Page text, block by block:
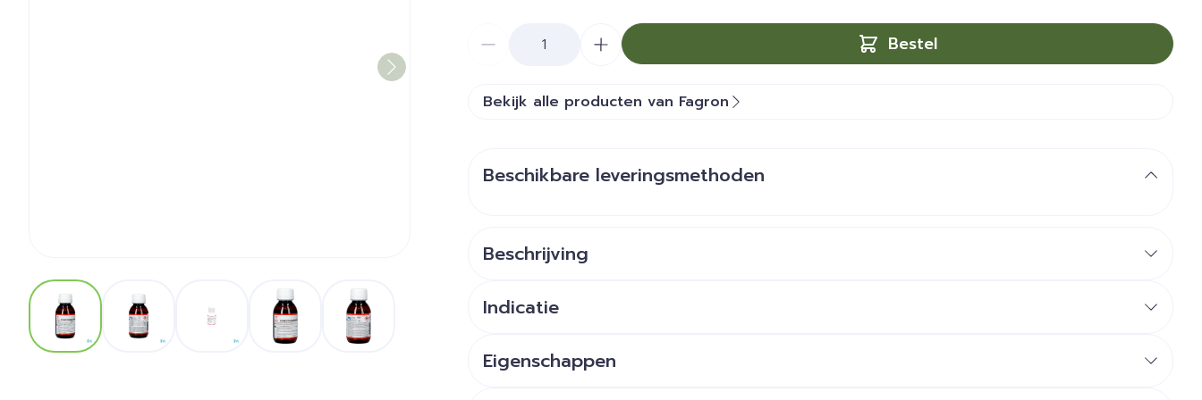
View larger imageView larger imageView larger imageView larger imageView larger image
Bestel
Bekijk alle producten van Fagron
Beschikbare leveringsmethoden
Beschrijving
Indicatie
Eigenschappen